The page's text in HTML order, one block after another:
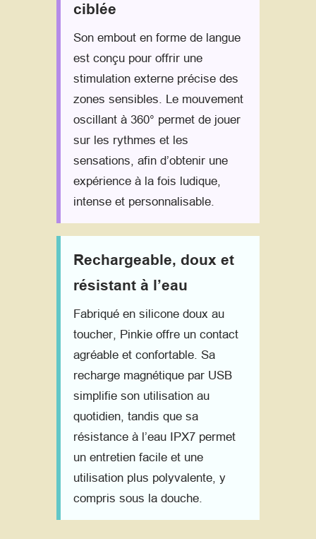
ciblée
Son embout en forme de langue
est conçu pour offrir une
stimulation externe précise des
zones sensibles. Le mouvement
oscillant à 360° permet de jouer
sur les rythmes et les
sensations, afin d’obtenir une
expérience à la fois ludique,
intense et personnalisable.
Rechargeable, doux et
résistant à l’eau
Fabriqué en silicone doux au
toucher, Pinkie offre un contact
agréable et confortable. Sa
recharge magnétique par USB
simplifie son utilisation au
quotidien, tandis que sa
résistance à l’eau IPX7 permet
un entretien facile et une
utilisation plus polyvalente, y
compris sous la douche.